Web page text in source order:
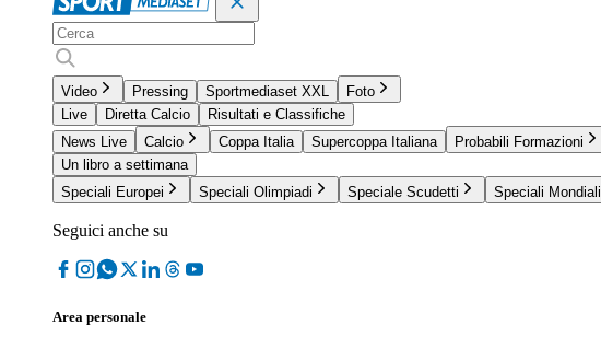
Video Pressing Sportmediaset XXL
Foto
Live
Diretta Calcio
Risultati e Classifiche
News Live
Calcio Coppa Italia Supercoppa Italiana Probabili Formazioni
Un libro a settimana
Speciali Europei
Speciali Olimpiadi Speciale Scudetti Speciali Mondiali
Seguici anche su
Area personale